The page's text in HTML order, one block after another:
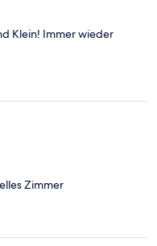
Klein! Immer wieder
Zimmer